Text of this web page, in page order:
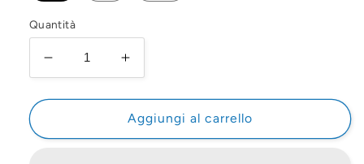
Quantità
Diminuisci
quantità
per
TO
Aumenta
quantità
per
TRIBUTE
TO
Aggiungi al carrello